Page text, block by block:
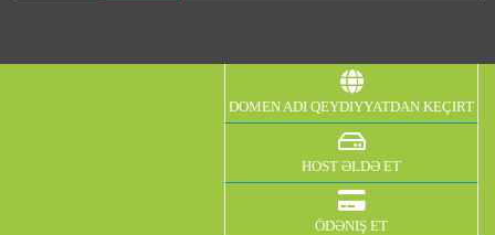
DOMEN ADI QEYDIYYATDAN KEÇIRT
HOST ƏLDƏ ET
ÖDƏNIŞ ET